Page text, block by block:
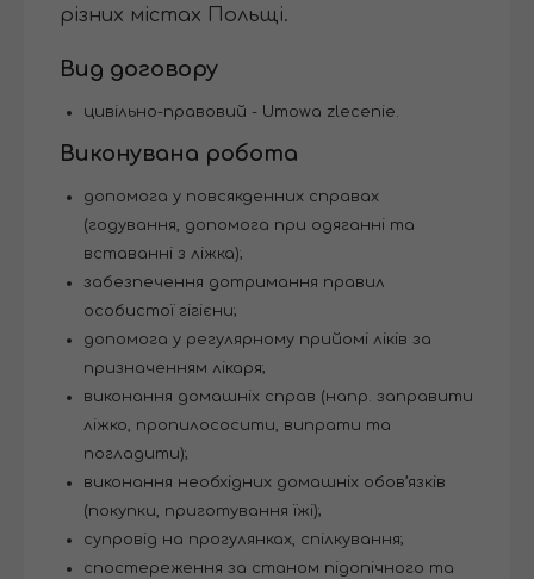
різних містах Польщі.
Вид договору
цивільно-правовий - Umowa zlecenie.
Виконувана робота
допомога у повсякденних справах
(годування, допомога при одяганні та
вставанні з ліжка);
забезпечення дотримання правил
особистої гігієни;
допомога у регулярному прийомі ліків за
призначенням лікаря;
виконання домашніх справ (напр. заправити
ліжко, пропилососити, випрати та
погладити);
виконання необхідних домашніх обов’язків
(покупки, приготування їжі);
супровід на прогулянках, спілкування;
спостереження за станом підопічного та